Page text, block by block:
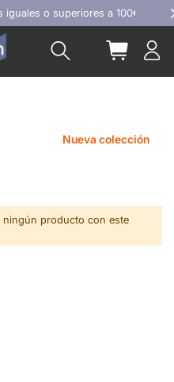
o superiores a 100€
Buscar Mi
Nueva colección
producto con este